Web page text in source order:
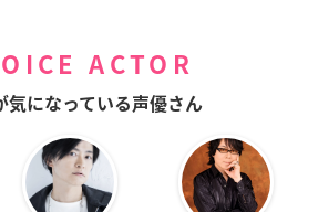
ACTOR
気になっている声優さん